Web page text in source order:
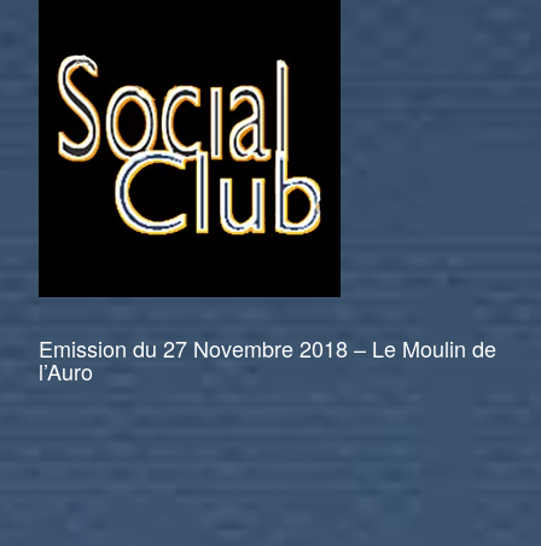
Emission du 27 Novembre 2018 – Le Moulin de
l’Auro